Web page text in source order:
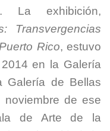
La exhibición,
Transvergencias
Rico, estuvo
en la Galería
Galería de Bellas
noviembre de ese
de Arte de la